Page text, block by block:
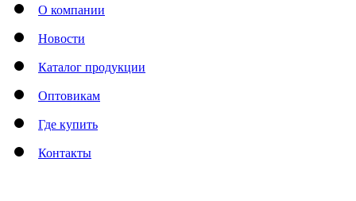
О компании
Новости
Каталог продукции
Оптовикам
Где купить
Контакты